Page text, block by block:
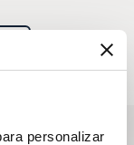
personalizar